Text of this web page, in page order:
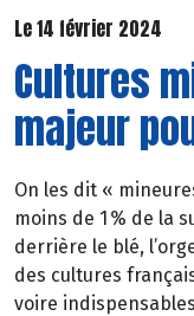
Le 14 février 2024
Cultures
majeur
On les dit «
moins de 1 % de la
derrière le blé,
des cultures
voire